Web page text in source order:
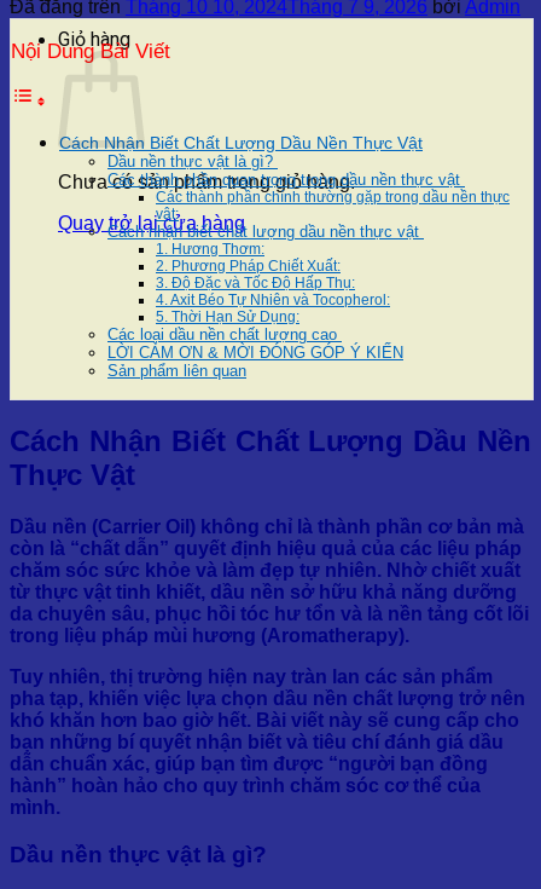
Giỏ hàng
Chưa có sản phẩm trong giỏ hàng.
Quay trở lại cửa hàng
Đã đăng trên Tháng 10 10, 2024Tháng 7 9, 2026 bởi Admin
Nội Dung Bài Viết
Cách Nhận Biết Chất Lượng Dầu Nền Thực Vật
Dầu nền thực vật là gì?
Các thành phần quan trọng trong dầu nền thực vật
Các thành phần chính thường gặp trong dầu nền thực
vật:
Cách nhận biết chất lượng dầu nền thực vật
1. Hương Thơm:
2. Phương Pháp Chiết Xuất:
3. Độ Đặc và Tốc Độ Hấp Thụ:
4. Axit Béo Tự Nhiên và Tocopherol:
5. Thời Hạn Sử Dụng:
Các loại dầu nền chất lượng cao
LỜI CẢM ƠN & MỜI ĐÓNG GÓP Ý KIẾN
Sản phẩm liên quan
Cách Nhận Biết Chất Lượng Dầu Nền
Thực Vật
Dầu nền (Carrier Oil) không chỉ là thành phần cơ bản mà
còn là “chất dẫn” quyết định hiệu quả của các liệu pháp
chăm sóc sức khỏe và làm đẹp tự nhiên. Nhờ chiết xuất
từ thực vật tinh khiết, dầu nền sở hữu khả năng dưỡng
da chuyên sâu, phục hồi tóc hư tổn và là nền tảng cốt lõi
trong liệu pháp mùi hương (Aromatherapy).
Tuy nhiên, thị trường hiện nay tràn lan các sản phẩm
pha tạp, khiến việc lựa chọn dầu nền chất lượng trở nên
khó khăn hơn bao giờ hết. Bài viết này sẽ cung cấp cho
bạn những bí quyết nhận biết và tiêu chí đánh giá dầu
dẫn chuẩn xác, giúp bạn tìm được “người bạn đồng
hành” hoàn hảo cho quy trình chăm sóc cơ thể của
mình.
Dầu nền thực vật là gì?